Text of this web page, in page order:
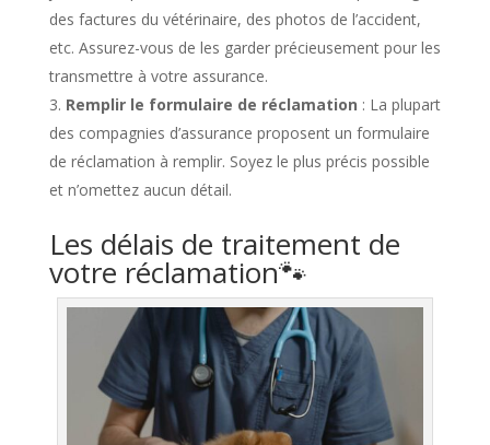
des factures du vétérinaire, des photos de l’accident,
etc. Assurez-vous de les garder précieusement pour les
transmettre à votre assurance.
Remplir le formulaire de réclamation : La plupart
des compagnies d’assurance proposent un formulaire
de réclamation à remplir. Soyez le plus précis possible
et n’omettez aucun détail.
Les délais de traitement de
votre réclamation🐾​